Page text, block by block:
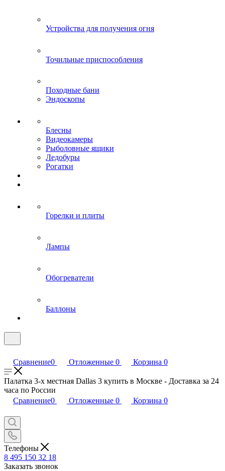
Устройства для получения огня
Точильные приспособления
Походные бани
Эндоскопы
Блесны
Видеокамеры
Рыболовные ящики
Ледобуры
Рогатки
Горелки и плиты
Лампы
Обогреватели
Баллоны
Сравнение0 Отложенные 0 Корзина 0
Палатка 3-х местная Dallas 3 купить в Москве - Доставка за 24
часа по России
Сравнение0 Отложенные 0 Корзина 0
Телефоны
8 495 150 32 18
Заказать звонок